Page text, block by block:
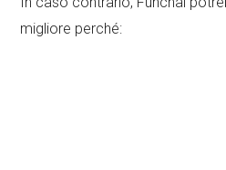
migliore perché: